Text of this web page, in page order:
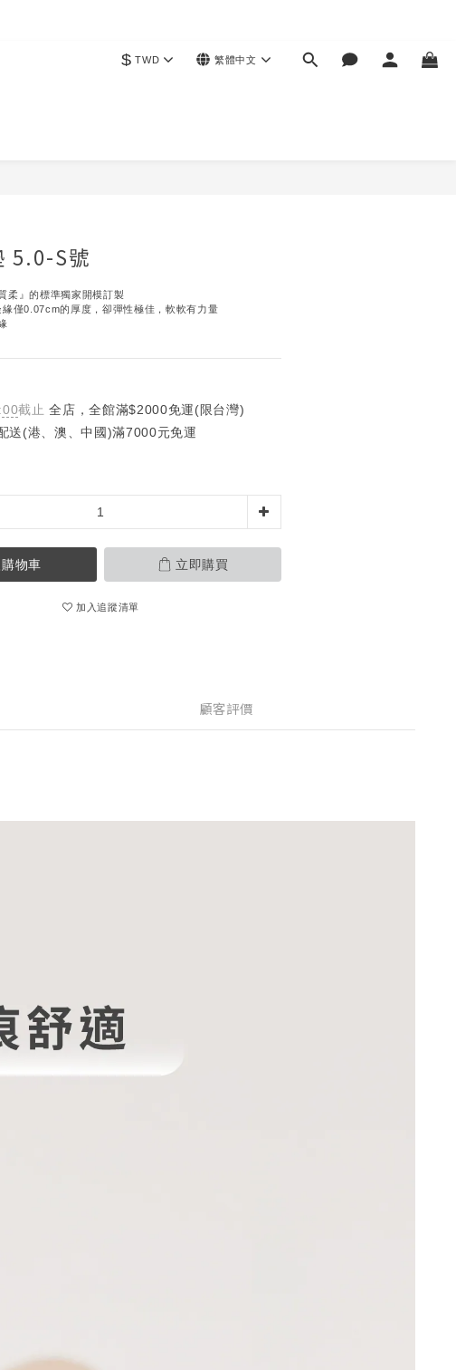
$ TWD 繁體中文
5.0-S號
柔』的標準獨家開模訂製
僅0.07cm的厚度，卻彈性極佳，軟軟有力量
截止 全店，全館滿$2000免運(限台灣)
送(港、澳、中國)滿7000元免運
物車 立即購買
加入追蹤清單
顧客評價